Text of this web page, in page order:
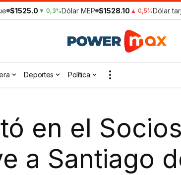
$1525.0 ▼ 0,3%Dólar MEP $1528.10 ▲ 0,5%Dólar
Deportes Política
en el
a Santiago